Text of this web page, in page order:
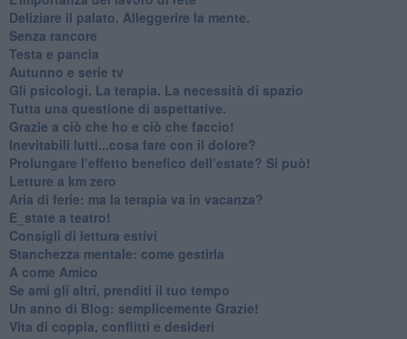
​Deliziare il palato. Alleggerire la mente.
​Senza rancore
​Testa e pancia
​Autunno e serie tv
​Gli psicologi. La terapia. La necessità di spazio
​Tutta una questione di aspettative.
​Grazie a ciò che ho e ciò che faccio!
​Inevitabili lutti...cosa fare con il dolore?
Prolungare l’effetto benefico dell’estate? Si può!
​Letture a km zero
​Aria di ferie: ma la terapia va in vacanza?
​E_state a teatro!
​Consigli di lettura estivi
​Stanchezza mentale: come gestirla
​A come Amico
​Se ami gli altri, prenditi il tuo tempo
​Un anno di Blog: semplicemente Grazie!
​Vita di coppia, conflitti e desideri